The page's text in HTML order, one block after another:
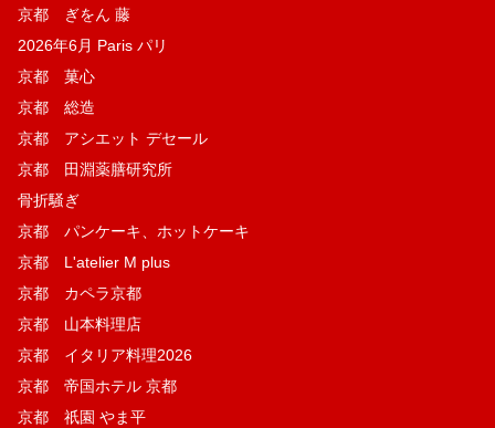
京都 ぎをん 藤
2026年6月 Paris パリ
京都 菓​心
京都 総造
京都 アシエット デセール
京都 田淵薬膳研究所
骨折騒ぎ
京都 パンケーキ、ホットケーキ
京都 L'atelier M plus
京都 カペラ京都
京都 山本料理店
京都 イタリア料理2026
京都 帝国ホテル 京都
京都 祇園 やま平